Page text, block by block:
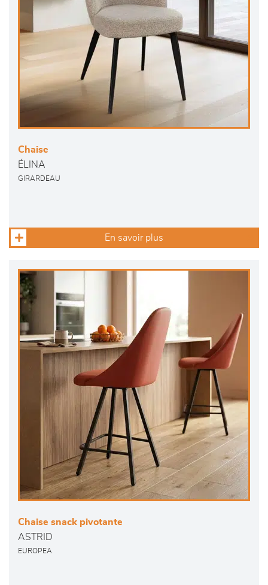
Chaise
ÉLINA
GIRARDEAU
En savoir plus
Chaise snack pivotante
ASTRID
EUROPEA